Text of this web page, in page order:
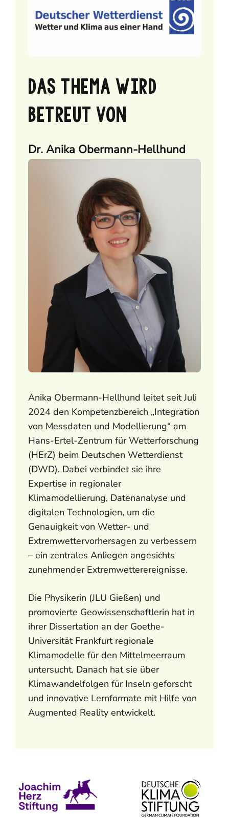
DAS THEMA WIRD
BETREUT VON
Dr. Anika Obermann-Hellhund
Anika Obermann-Hellhund leitet seit Juli
2024 den Kompetenzbereich „Integration
von Messdaten und Modellierung“ am
Hans-Ertel-Zentrum für Wetterforschung
(HErZ) beim Deutschen Wetterdienst
(DWD). Dabei verbindet sie ihre
Expertise in regionaler
Klimamodellierung, Datenanalyse und
digitalen Technologien, um die
Genauigkeit von Wetter- und
Extremwettervorhersagen zu verbessern
– ein zentrales Anliegen angesichts
zunehmender Extremwetterereignisse.
Die Physikerin (JLU Gießen) und
promovierte Geowissenschaftlerin hat in
ihrer Dissertation an der Goethe-
Universität Frankfurt regionale
Klimamodelle für den Mittelmeerraum
untersucht. Danach hat sie über
Klimawandelfolgen für Inseln geforscht
und innovative Lernformate mit Hilfe von
Augmented Reality entwickelt.